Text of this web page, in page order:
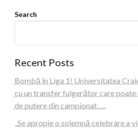
Search
Recent Posts
Bombă în Liga 1! Universitatea
cu un transfer fulgerător care
de putere din campionat…..
„Se apropie o solemnă celebrare a